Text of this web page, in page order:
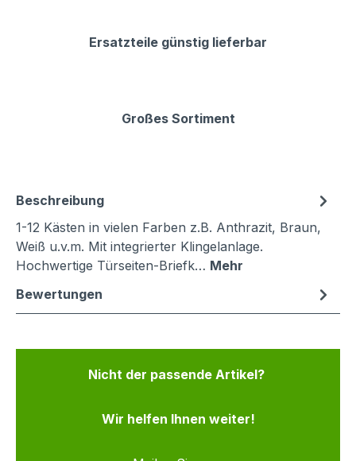
Ersatzteile günstig lieferbar
Großes Sortiment
Beschreibung
1-12 Kästen in vielen Farben z.B. Anthrazit, Braun,
Weiß u.v.m. Mit integrierter Klingelanlage.
Hochwertige Türseiten-Briefk… Mehr
Bewertungen
Nicht der passende Artikel?
Wir helfen Ihnen weiter!